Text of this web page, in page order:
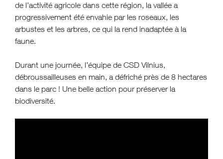
de l’activité agricole dans cette région, la vallée a
progressivement été envahie par les roseaux, les
arbustes et les arbres, ce qui la rend inadaptée à la
faune.
Durant une journée, l’équipe de CSD Vilnius,
débroussailleuses en main, a défriché près de 8 hectares
dans le parc ! Une belle action pour préserver la
biodiversité.